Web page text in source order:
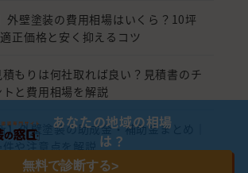
外壁塗装の費用相場はいくら？10坪
正価格と安く抑えるコツ
もりは何社取れば良い？見積書のチ
と費用相場を解説
】外壁塗装の助成金・補助金まとめ｜
や注意点を解説
あなたの地域の相場
は？
無料で診断する>